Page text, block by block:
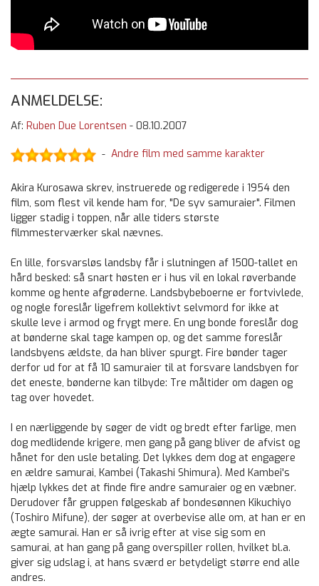
ANMELDELSE:
Af: Ruben Due Lorentsen - 08.10.2007
- Andre film med samme karakter
Akira Kurosawa skrev, instruerede og redigerede i 1954 den
film, som flest vil kende ham for, "De syv samuraier". Filmen
ligger stadig i toppen, når alle tiders største
filmmesterværker skal nævnes.
En lille, forsvarsløs landsby får i slutningen af 1500-tallet en
hård besked: så snart høsten er i hus vil en lokal røverbande
komme og hente afgrøderne. Landsbybeboerne er fortvivlede,
og nogle foreslår ligefrem kollektivt selvmord for ikke at
skulle leve i armod og frygt mere. En ung bonde foreslår dog
at bønderne skal tage kampen op, og det samme foreslår
landsbyens ældste, da han bliver spurgt. Fire bønder tager
derfor ud for at få 10 samuraier til at forsvare landsbyen for
det eneste, bønderne kan tilbyde: Tre måltider om dagen og
tag over hovedet.
I en nærliggende by søger de vidt og bredt efter farlige, men
dog medlidende krigere, men gang på gang bliver de afvist og
hånet for den usle betaling. Det lykkes dem dog at engagere
en ældre samurai, Kambei (Takashi Shimura). Med Kambei's
hjælp lykkes det at finde fire andre samuraier og en væbner.
Derudover får gruppen følgeskab af bondesønnen Kikuchiyo
(Toshiro Mifune), der søger at overbevise alle om, at han er en
ægte samurai. Han er så ivrig efter at vise sig som en
samurai, at han gang på gang overspiller rollen, hvilket bl.a.
giver sig udslag i, at hans sværd er betydeligt større end alle
andres.